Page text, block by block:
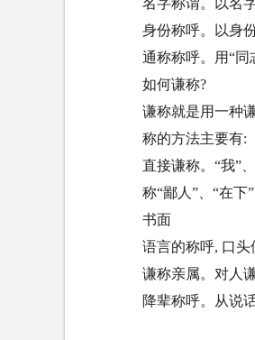
名字称谓。以名
身份称呼。以身
通称称呼。用“同
如何谦称?
谦称就是用一种
称的方法主要有:
直接谦称。“我”
称“鄙人”、“在下
书面
语言的称呼, 口头
谦称亲属。对人
降辈称呼。从说